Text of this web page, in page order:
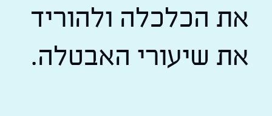
את הכלכלה ולהוריד
את שיעורי האבטלה.